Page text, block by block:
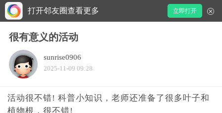
打开邻友圈查看更多 立即打开
很有意义的活动
sunrise0906
2025-11-09 09:28
活动很不错! 科普小知识，老师还准备了很多叶子和
植物根，很不错!